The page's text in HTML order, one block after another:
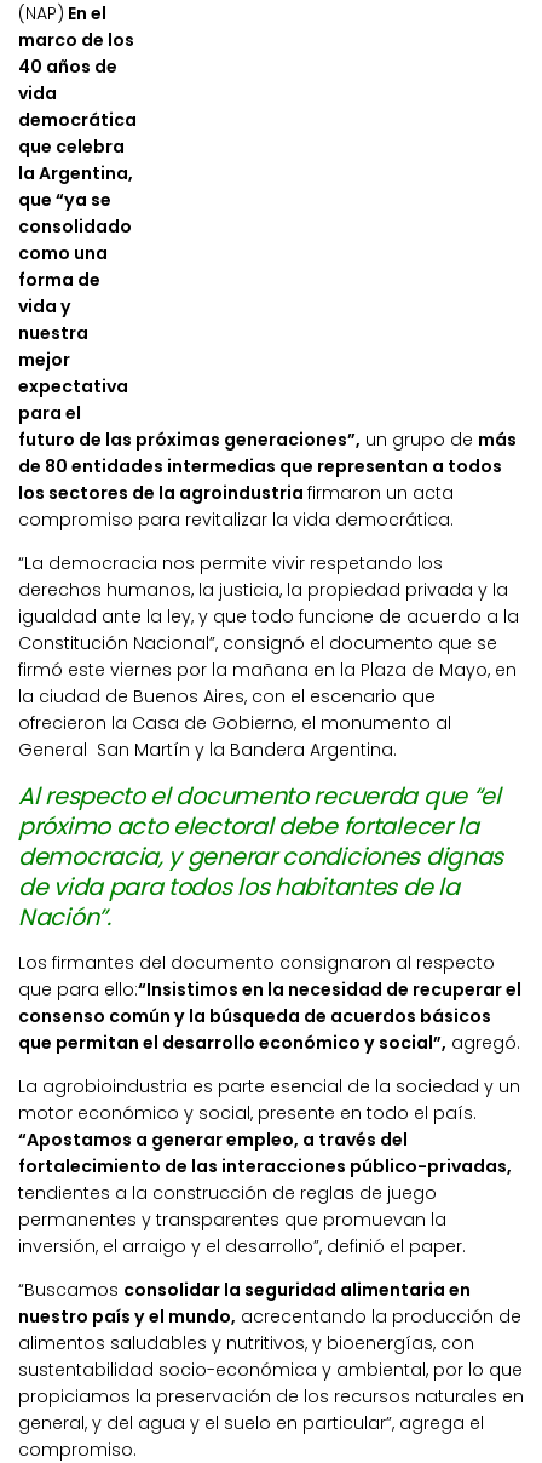
(NAP) En el
marco de los
40 años de
vida
democrática
que celebra
la Argentina,
que “ya se
consolidado
como una
forma de
vida y
nuestra
mejor
expectativa
para el
futuro de las próximas generaciones”, un grupo de más
de 80 entidades intermedias que representan a todos
los sectores de la agroindustria firmaron un acta
compromiso para revitalizar la vida democrática.
“La democracia nos permite vivir respetando los
derechos humanos, la justicia, la propiedad privada y la
igualdad ante la ley, y que todo funcione de acuerdo a la
Constitución Nacional”, consignó el documento que se
firmó este viernes por la mañana en la Plaza de Mayo, en
la ciudad de Buenos Aires, con el escenario que
ofrecieron la Casa de Gobierno, el monumento al
General San Martín y la Bandera Argentina.
Al respecto el documento recuerda que “el
próximo acto electoral debe fortalecer la
democracia, y generar condiciones dignas
de vida para todos los habitantes de la
Nación”.
Los firmantes del documento consignaron al respecto
que para ello:“Insistimos en la necesidad de recuperar el
consenso común y la búsqueda de acuerdos básicos
que permitan el desarrollo económico y social”, agregó.
La agrobioindustria es parte esencial de la sociedad y un
motor económico y social, presente en todo el país.
“Apostamos a generar empleo, a través del
fortalecimiento de las interacciones público-privadas,
tendientes a la construcción de reglas de juego
permanentes y transparentes que promuevan la
inversión, el arraigo y el desarrollo”, definió el paper.
“Buscamos consolidar la seguridad alimentaria en
nuestro país y el mundo, acrecentando la producción de
alimentos saludables y nutritivos, y bioenergías, con
sustentabilidad socio-económica y ambiental, por lo que
propiciamos la preservación de los recursos naturales en
general, y del agua y el suelo en particular”, agrega el
compromiso.